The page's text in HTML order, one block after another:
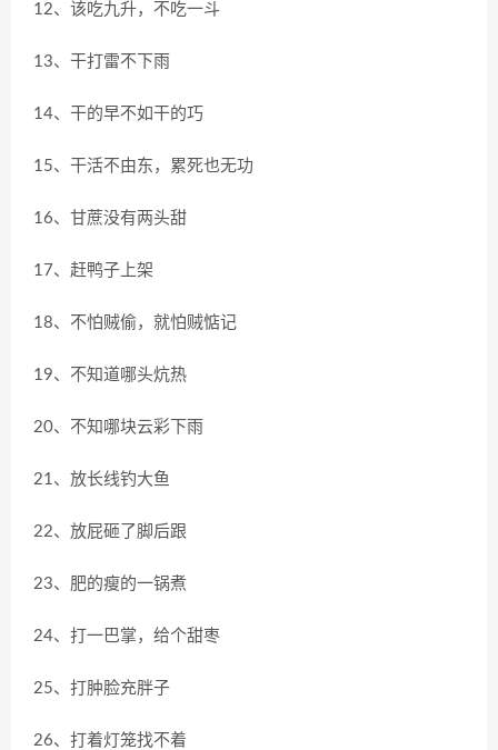
12、该吃九升，不吃一斗
13、干打雷不下雨
14、干的早不如干的巧
15、干活不由东，累死也无功
16、甘蔗没有两头甜
17、赶鸭子上架
18、不怕贼偷，就怕贼惦记
19、不知道哪头炕热
20、不知哪块云彩下雨
21、放长线钓大鱼
22、放屁砸了脚后跟
23、肥的瘦的一锅煮
24、打一巴掌，给个甜枣
25、打肿脸充胖子
26、打着灯笼找不着